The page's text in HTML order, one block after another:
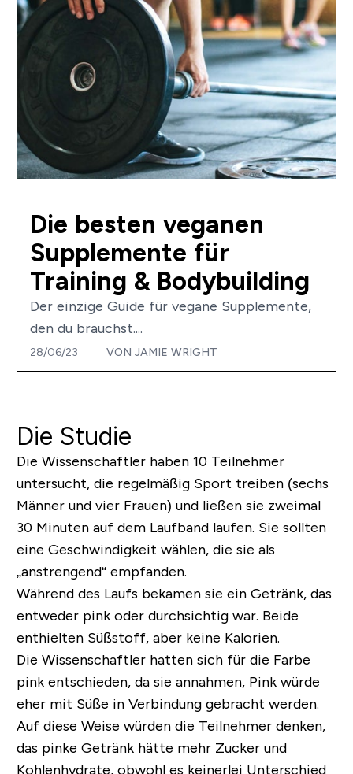
Die besten veganen
Supplemente für
Training & Bodybuilding
Der einzige Guide für vegane Supplemente,
den du brauchst....
28/06/23 VON JAMIE WRIGHT
Die Studie
Die Wissenschaftler haben 10 Teilnehmer
untersucht, die regelmäßig Sport treiben (sechs
Männer und vier Frauen) und ließen sie zweimal
30 Minuten auf dem Laufband laufen. Sie sollten
eine Geschwindigkeit wählen, die sie als
„anstrengend“ empfanden.
Während des Laufs bekamen sie ein Getränk, das
entweder pink oder durchsichtig war. Beide
enthielten Süßstoff, aber keine Kalorien.
Die Wissenschaftler hatten sich für die Farbe
pink entschieden, da sie annahmen, Pink würde
eher mit Süße in Verbindung gebracht werden.
Auf diese Weise würden die Teilnehmer denken,
das pinke Getränk hätte mehr Zucker und
Kohlenhydrate, obwohl es keinerlei Unterschied